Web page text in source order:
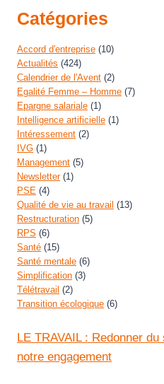
Catégories
Accord d'entreprise (10)
Actualités (424)
Calendrier de l'Avent (2)
Egalité Femme – Homme (7)
Epargne salariale (1)
Intelligence artificielle (1)
Intéressement (2)
IVG (1)
Management (5)
Newsletter(1)
PSE (4)
Qualité de vie au travail (13)
Restructuration (5)
RPS (6)
Santé (15)
Santé mentale (6)
Simplification (3)
Télétravail (2)
Transition écologique (6)
LE TRAVAIL : Redonner
notre engagement